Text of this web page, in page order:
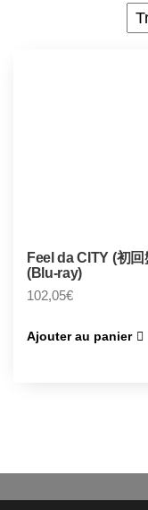
Feel da CITY (初回
(Blu-ray)
102,05€
Ajouter au panier